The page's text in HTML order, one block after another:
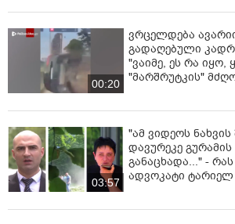
00:20
ვრცელდება
გადაღებული
"ვაიმე, ეს რა იყო,
"მარშრუტკის"
03:57
"ამ ვიდეოს
დავურეკე
განაცხადა..." -
ადვოკატი ტარიელ